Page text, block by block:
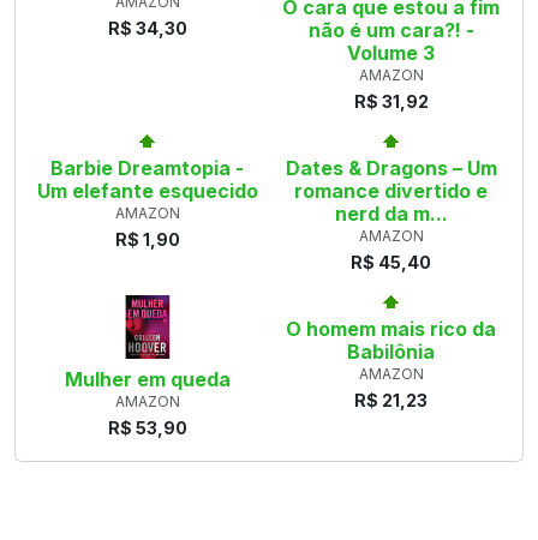
R$ 34,30
O cara que estou a fim
não é um cara?! -
Volume 3
AMAZON
R$ 31,92
Barbie Dreamtopia -
Um elefante esquecido
AMAZON
R$ 1,90
Dates & Dragons – Um
romance divertido e
nerd da m...
AMAZON
R$ 45,40
Mulher em queda
AMAZON
R$ 53,90
O homem mais rico da
Babilônia
AMAZON
R$ 21,23